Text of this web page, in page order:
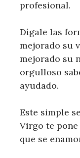
profesional.
Dígale las
mejorado su
mejorado su
orgulloso
ayudado.
Este simple
Virgo te
que se